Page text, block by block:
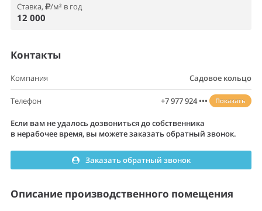
Ставка, /м² в год
12 000
Контакты
Компания Садовое кольцо
Телефон +7 977 924 ••• Показать
Если вам не удалось дозвониться до собственника
в нерабочее время, вы можете заказать обратный звонок.
Заказать обратный звонок
Описание производственного помещения